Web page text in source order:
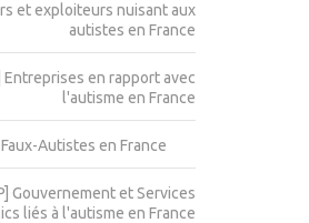
et exploiteurs nuisant aux
autistes en France
Entreprises en rapport avec
l'autisme en France
Faux-Autistes en France
Gouvernement et Services
liés à l'autisme en France